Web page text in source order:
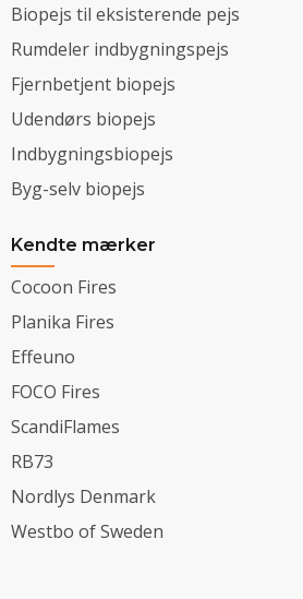
Biopejs til eksisterende pejs
Rumdeler indbygningspejs
Fjernbetjent biopejs
Udendørs biopejs
Indbygningsbiopejs
Byg-selv biopejs
Kendte mærker
Cocoon Fires
Planika Fires
Effeuno
FOCO Fires
ScandiFlames
RB73
Nordlys Denmark
Westbo of Sweden